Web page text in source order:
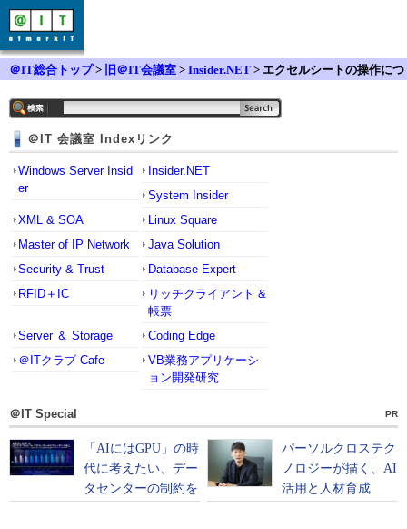
＠IT総合トップ> 旧＠IT会議室 > Insider.NET > エクセルシートの操作につ
＠IT 会議室 Indexリンク
Windows Server Insid
er
Insider.NET
System Insider
XML & SOA
Linux Square
Master of IP Network
Java Solution
Security & Trust
Database Expert
RFID＋IC
リッチクライアント &
帳票
Server ＆ Storage
Coding Edge
＠ITクラブ Cafe
VB業務アプリケーシ
ョン開発研究
＠IT Special PR